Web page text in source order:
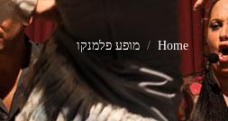
Home מופע פלמנקו